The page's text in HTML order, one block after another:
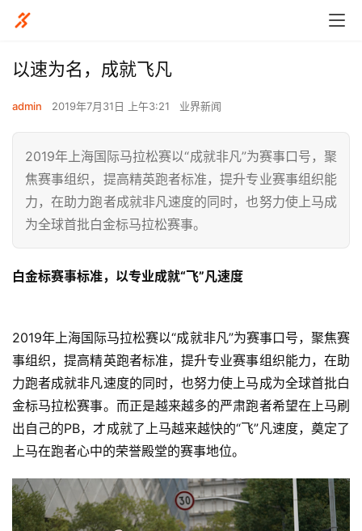
以速为名，成就飞凡
admin 2019年7月31日 上午3:21 业界新闻
2019年上海国际马拉松赛以“成就非凡”为赛事口号，聚
焦赛事组织，提高精英跑者标准，提升专业赛事组织能
力，在助力跑者成就非凡速度的同时，也努力使上马成
为全球首批白金标马拉松赛事。
白金标赛事标准，以专业成就“飞”凡速度
2019年上海国际马拉松赛以“成就非凡”为赛事口号，聚焦赛
事组织，提高精英跑者标准，提升专业赛事组织能力，在助
力跑者成就非凡速度的同时，也努力使上马成为全球首批白
金标马拉松赛事。而正是越来越多的严肃跑者希望在上马刷
出自己的PB，才成就了上马越来越快的“飞”凡速度，奠定了
上马在跑者心中的荣誉殿堂的赛事地位。